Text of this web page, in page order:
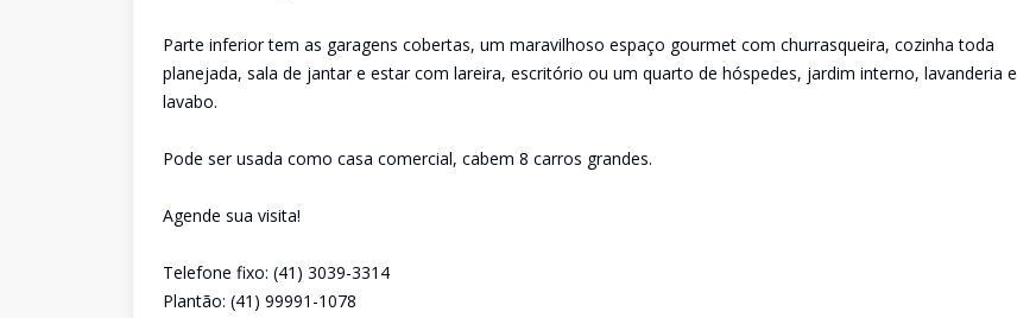
Parte inferior tem as garagens cobertas, um maravilhoso espaço gourmet com churrasqueira, cozinha toda
planejada, sala de jantar e estar com lareira, escritório ou um quarto de hóspedes, jardim interno, lavanderia e
lavabo.
Pode ser usada como casa comercial, cabem 8 carros grandes.
Agende sua visita!
Telefone fixo: (41) 3039-3314
Plantão: (41) 99991-1078